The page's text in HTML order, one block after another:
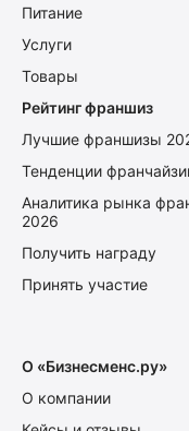
Питание
Услуги
Товары
Рейтинг франшиз
Лучшие франшизы
Тенденции
Аналитика рынка
2026
Получить награду
Принять участие
О «Бизнесменс.ру»
О компании